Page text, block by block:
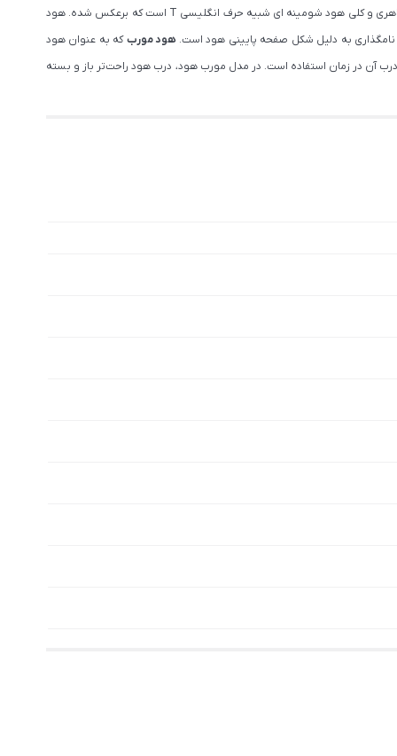
از اولین مدل های هود تولید شده است و از ابتدا که هود وارد آشپزخانه ها شد، از این مدل استفاده می شد. شکل ظاهری و کلی هود شومینه ای شبیه حرف انگلیسی T است که برعکس شده. هود
به دلیل شکل صفحه پایینی هود است.هود موربکه به عنوان هود
باز کردن درب آن در زمان استفاده است. در مدل مورب هود، درب هود راحت‌تر باز و بسته